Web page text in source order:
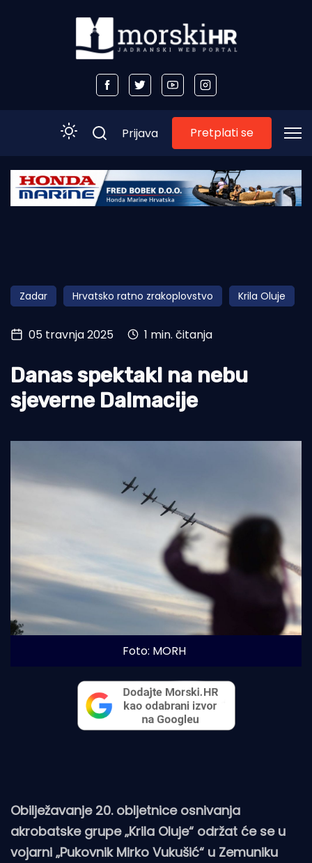
Početna
Obala
Otoci
Turizam i nautika
Pomorstvo
Ribolov
Prijava Pretplati se
Zadar Hrvatsko ratno zrakoplovstvo Krila Oluje
05 travnja 2025 1 min. čitanja
Danas spektakl na nebu
sjeverne Dalmacije
Foto: MORH
Obilježavanje 20. obljetnice osnivanja
akrobatske grupe „Krila Oluje“ održat će se u
vojarni „Pukovnik Mirko Vukušić“ u Zemuniku